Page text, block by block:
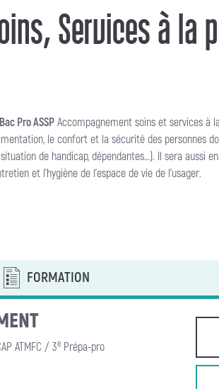
Services à la
Bac Pro ASSP Accompagnement soins et services à
le confort et la sécurité des personnes
de handicap, dépendantes…). Il sera aussi
et l’hygiène de l’espace de vie de l’usager.
FORMATION
ATMFC / 3ePrépa-pro